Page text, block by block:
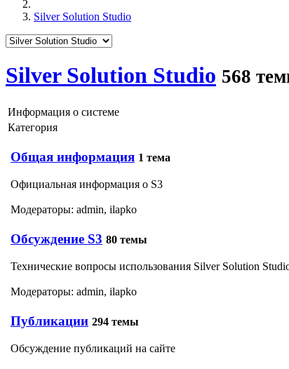
Silver Solution Studio
Silver Solution Studio 568
Информация о системе
Категория
Общая информация 1 тема
Официальная информация о S3
Модераторы: admin, ilapko
Обсуждение S3 80 темы
Технические вопросы использования Silver Solution
Модераторы: admin, ilapko
Публикации 294 темы
Обсуждение публикаций на сайте